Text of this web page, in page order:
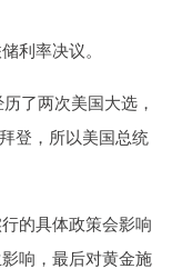
利率决议。
了两次美国大选，
登，所以美国总统
的具体政策会影响
响，最后对黄金施